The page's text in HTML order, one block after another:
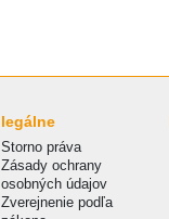
legálne
Storno práva
Zásady ochrany
osobných údajov
Zverejnenie podľa